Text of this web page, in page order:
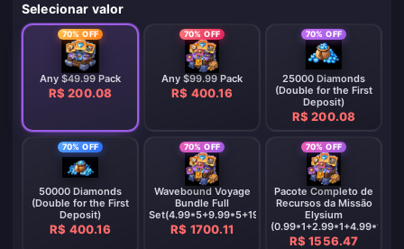
atendimento ao cliente para fornecer um código de verificação do
Facebook após o pagamento.
Selecionar valor
70% OFF
Any $49.99 Pack
R$ 200.08
70% OFF
Any $99.99 Pack
R$ 400.16
70% OFF
25000 Diamonds
(Double for the First
Deposit)
R$ 200.08
70% OFF
50000 Diamonds
(Double for the First
Deposit)
R$ 400.16
70% OFF
Wavebound Voyage
Bundle Full
Set(4.99*5+9.99*5+19.99*5+49.99*5)
R$ 1700.11
70% OFF
Pacote Completo de
Recursos da Missão
Elysium
R$ 1556.47